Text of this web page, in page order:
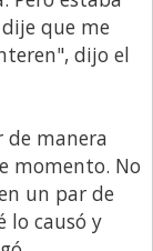
que me
dijo el
de manera
momento. No
un par de
lo causó y